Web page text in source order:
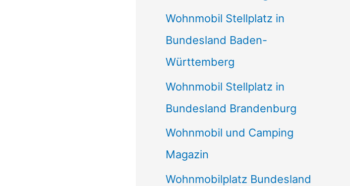
Wohnmobil Stellplatz in
Bundesland Baden-
Württemberg
Wohnmobil Stellplatz in
Bundesland Brandenburg
Wohnmobil und Camping
Magazin
Wohnmobilplatz Bundesland